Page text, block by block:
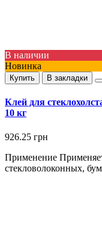
В наличии
Новинка
Купить В закладки
Клей для
10 кг
926.25 грн
Применение
стекловолоконных,